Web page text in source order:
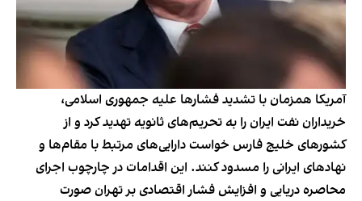
آمریکا همزمان با تشدید فشارها علیه جمهوری اسلامی،
خریداران نفت ایران را به تحریم‌های ثانویه تهدید کرد و از
کشورهای خلیج فارس خواست دارایی‌های مرتبط با مقام‌ها و
نهادهای ایرانی را مسدود کنند. این اقدامات در چارچوب اجرای
محاصره دریایی و افزایش فشار اقتصادی بر تهران صورت